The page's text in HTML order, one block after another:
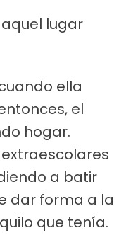
lugar
ella
el
hogar.
a batir
dar forma a la
que tenía.